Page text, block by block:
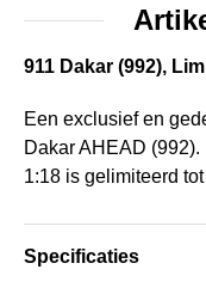
911 Dakar (992),
Een exclusief en
Dakar AHEAD
1:18 is gelimiteerd
Specificaties